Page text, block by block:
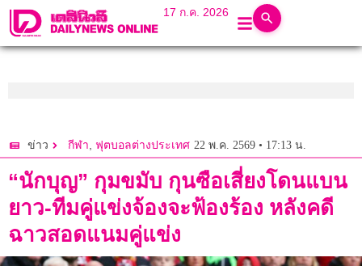
17 ก.ค. 2026
ข่าว กีฬา, ฟุตบอลต่างประเทศ 22 พ.ค. 2569 • 17:13 น.
“นักบุญ” กุมขมับ กุนซือเสี่ยงโดนแบน
ยาว-ทีมคู่แข่งจ้องจะฟ้องร้อง หลังคดี
ฉาวสอดแนมคู่แข่ง